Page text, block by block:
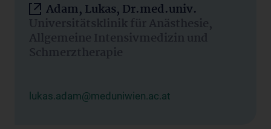
Adam, Lukas, Dr.med.univ.
Universitätsklinik für Anästhesie,
Allgemeine Intensivmedizin und
Schmerztherapie
lukas.adam@meduniwien.ac.at